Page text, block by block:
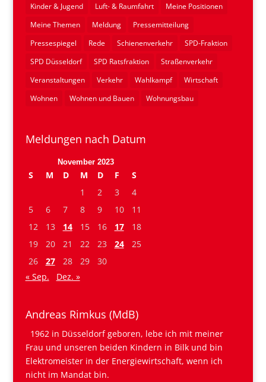
Kinder & Jugend
Luft- & Raumfahrt
Meine Positionen
Meine Themen
Meldung
Pressemitteilung
Pressespiegel
Rede Schienenverkehr
SPD-Fraktion
SPD Düsseldorf
SPD Ratsfraktion
Straßenverkehr
Veranstaltungen
Verkehr Wahlkampf
Wirtschaft
Wohnen
Wohnen und Bauen Wohnungsbau
Meldungen nach Datum
November 2023
S M D M D F
S
1
2 3
4
5
6 7 8 9 10
11
12
13 14 15 16 17
18
19
20 21 22 23 24
25
26
27 28 29
30
« Sep.
Dez. »
Andreas Rimkus (MdB)
1962 in Düsseldorf geboren, lebe ich mit meiner
Frau und unseren beiden Kindern in Bilk und bin
Elektromeister in der Energiewirtschaft, wenn ich
nicht im Mandat bin.